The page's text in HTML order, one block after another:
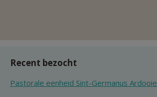
Recent bezocht
Pastorale eenheid Sint-Germanus Ardooie